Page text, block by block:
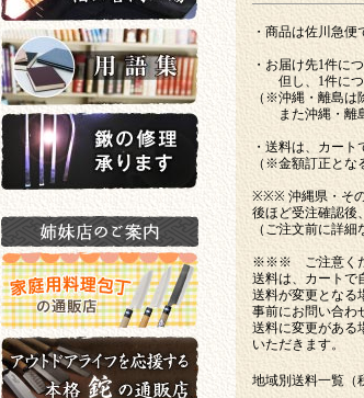
メーカー紹介相田合同工場
用語集
姉妹店のご案内
家庭用料理包丁の通販店
・商品は佐川急便
・お届け先1件に
但し、1件につ
（※沖縄・離島は
また沖縄・離島
・送料は、カー
（※金額訂正とな
※※※ 沖縄県・そ
後ほど受注確認後
（ご注文前に詳
※※※ ご注意く
送料は、カートで
送料が変更となる
事前にお問い合わ
送料に変更がある
いただきます。
地域別送料一覧（